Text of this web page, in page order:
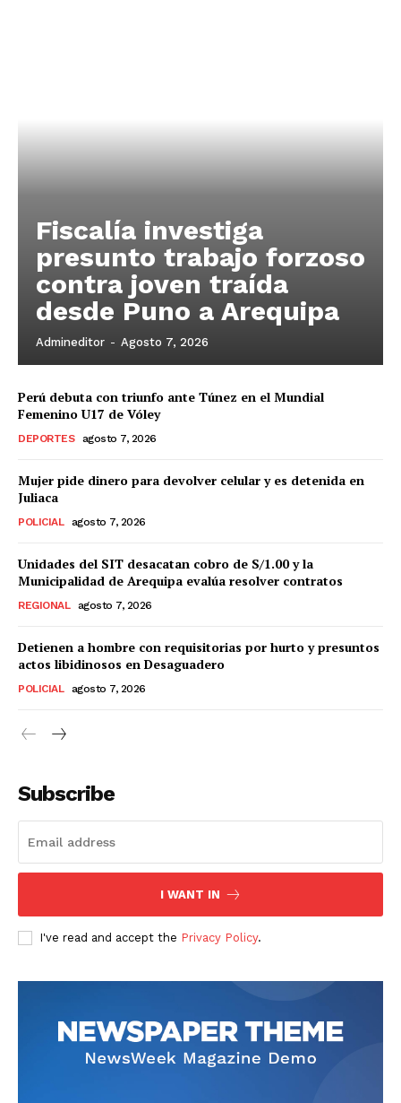
SUSCRIBETE
Nosotros
Fiscalía investiga
presunto trabajo forzoso
contra joven traída
desde Puno a Arequipa
Admineditor - Agosto 7, 2026
Perú debuta con triunfo ante Túnez en el Mundial
Femenino U17 de Vóley
DEPORTES agosto 7, 2026
Mujer pide dinero para devolver celular y es detenida en
Juliaca
POLICIAL agosto 7, 2026
Unidades del SIT desacatan cobro de S/1.00 y la
Municipalidad de Arequipa evalúa resolver contratos
REGIONAL agosto 7, 2026
Detienen a hombre con requisitorias por hurto y presuntos
actos libidinosos en Desaguadero
POLICIAL agosto 7, 2026
Subscribe
I WANT IN
I've read and accept the Privacy Policy.